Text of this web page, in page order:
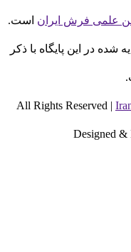
علمی فرش ایران است.
در این پایگاه با ذکر
Designed